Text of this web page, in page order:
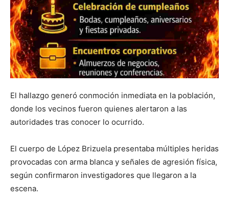
El hallazgo generó conmoción inmediata en la población,
donde los vecinos fueron quienes alertaron a las
autoridades tras conocer lo ocurrido.
El cuerpo de López Brizuela presentaba múltiples heridas
provocadas con arma blanca y señales de agresión física,
según confirmaron investigadores que llegaron a la
escena.